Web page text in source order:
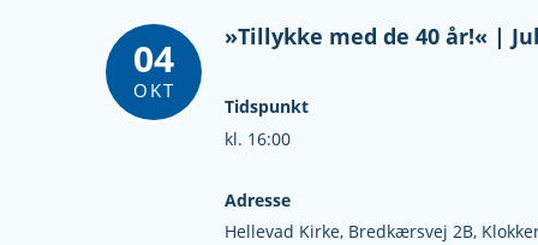
04
OKT
»Tillykke med de 40 år!« |
Tidspunkt
kl. 16:00
Adresse
Hellevad Kirke, Bredkærsvej 2B,